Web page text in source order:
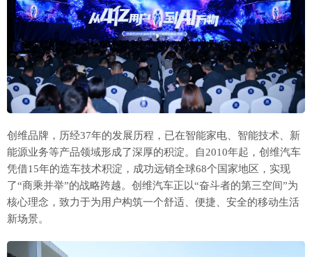
创维品牌，历经37年的发展历程，已在智能家电、智能技术、新
能源业务等产品领域形成了深厚的积淀。自2010年起，创维汽车
凭借15年的造车技术积淀，成功远销全球68个国家地区，实现
了“商乘并举”的战略跨越。创维汽车正以“奋斗者的第三空间”为
核心理念，致力于为用户构筑一个舒适、便捷、安全的移动生活
新场景。